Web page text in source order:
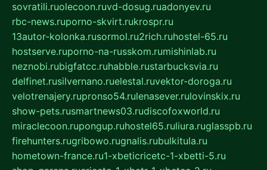
sovratili.ruolecoon.ruvd-dosug.ruadonyev.ru
rbc-news.ruporno-skvirt.rukrospr.ru
13autor-kolonka.rusormol.ru2rich.ruhostel-65.ru
hostserve.ruporno-na-russkom.rumishinlab.ru
neznobi.rubigfatcc.ruhabble.rustarbucksvia.ru
delfinet.rusilvernano.ruelestal.ruvektor-doroga.ru
velotrenajery.rupronso54.rulenasever.rulovinskix.ru
show-pets.rusmartnews03.rudiscofoxworld.ru
miraclecoon.rupongup.ruhostel65.ruliura.ruglasspb.ru
firehunters.rugribowo.rugnalis.rubulkitula.ru
hometown-france.ru1-xbeticricetc-1-xbetti-5.ru